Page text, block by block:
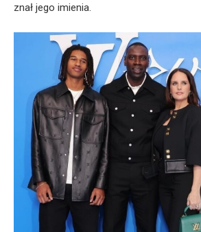
znał jego imienia.